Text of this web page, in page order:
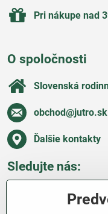
Pri nákupe nad
O spoločnosti
Slovenská
obchod​@jutro​.sk
Ďalšie kontakty
Sledujte nás: